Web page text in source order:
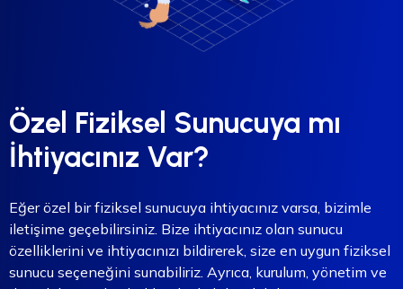
Özel Fiziksel Sunucuya mı
İhtiyacınız Var?
Eğer özel bir fiziksel sunucuya ihtiyacınız varsa, bizimle
iletişime geçebilirsiniz. Bize ihtiyacınız olan sunucu
özelliklerini ve ihtiyacınızı bildirerek, size en uygun fiziksel
sunucu seçeneğini sunabiliriz. Ayrıca, kurulum, yönetim ve